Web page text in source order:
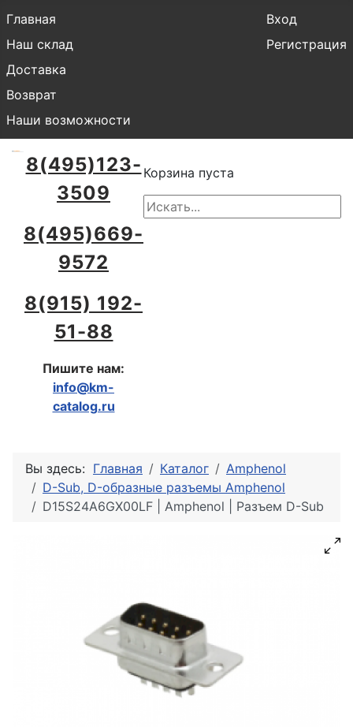
Главная
Наш склад
Доставка
Возврат
Наши возможности
Вход
Регистрация
8(495)123-
3509
8(495)669-
9572
8(915) 192-
51-88
Пишите нам:
info@km-
catalog.ru
Корзина пуста
Вы здесь: Главная Каталог
Amphenol
D-Sub, D-образные разъемы Amphenol
D15S24A6GX00LF | Amphenol | Разъем D-Sub